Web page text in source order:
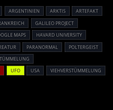
ARGENTINIEN ARKTIS
ARTEFAKT
GALILEO PROJECT
MAPS
HAVARD UNIVERSITY
PARANORMAL
POLTERGEIST
UFO USA
VIEHVERSTÜMMELUNG